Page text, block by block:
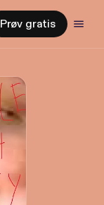
Prøv gratis